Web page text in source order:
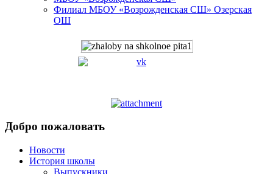
Филиал МБОУ «Возрожденская СШ» Озерская
ОШ
Добро пожаловать
Новости
История школы
Выпускники